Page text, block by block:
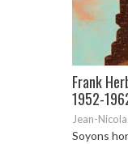
Frank
1952-
Jean-
Soyons